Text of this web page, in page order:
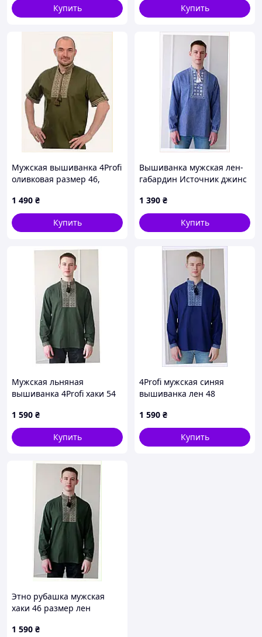
Купить
Купить
Мужская вышиванка 4Profi
оливковая размер 46,
1 490 ₴
Купить
Вышиванка мужская лен-
габардин Источник джинс
1 390 ₴
Купить
Мужская льняная
вышиванка 4Profi хаки 54
1 590 ₴
Купить
4Profi мужская синяя
вышиванка лен 48
1 590 ₴
Купить
Этно рубашка мужская
хаки 46 размер лен
1 590 ₴